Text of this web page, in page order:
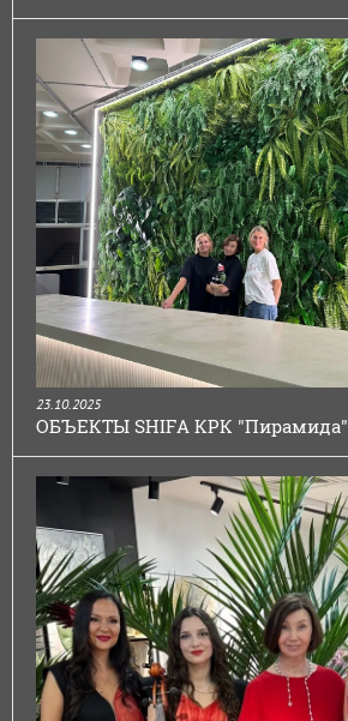
23.10.2025
ОБЪЕКТЫ SHIFA КРК "Пирамида"